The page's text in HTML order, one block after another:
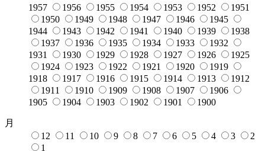
1957
1956 1955 1954 1953 1952
1951
1950
1949 1948 1947 1946
1945
1944
1943 1942 1941 1940 1939
1938
1937
1936 1935 1934 1933
1932
1931
1930 1929 1928 1927 1926
1925
1924
1923 1922 1921 1920
1919
1918
1917 1916 1915 1914 1913
1912
1911
1910 1909 1908 1907
1906
1905
1904 1903 1902 1901 1900
月
12
11 10 9 8 7 6 5 4 3
2
1